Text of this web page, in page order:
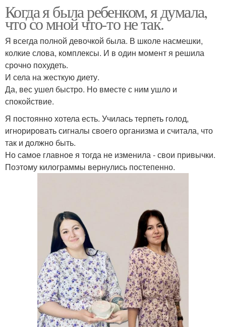
Когда я была ребенком, я думала,
что со мной что-то не так.
Я всегда полной девочкой была. В школе насмешки,
колкие слова, комплексы. И в один момент я решила
срочно похудеть.
И села на жесткую диету.
Да, вес ушел быстро. Но вместе с ним ушло и
спокойствие.
Я постоянно хотела есть. Училась терпеть голод,
игнорировать сигналы своего организма и считала, что
так и должно быть.
Но самое главное я тогда не изменила - свои привычки.
Поэтому килограммы вернулись постепенно.